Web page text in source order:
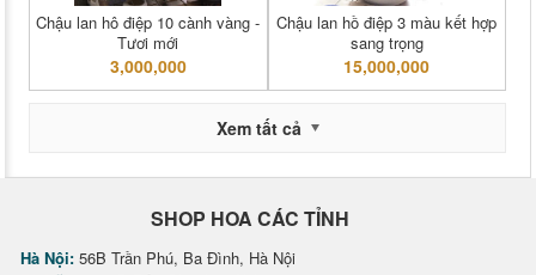
Chậu lan hô điệp 10 cành vàng -
Tươi mới
3,000,000
Chậu lan hồ điệp 3 màu kết hợp
sang trọng
15,000,000
Xem tất cả
SHOP HOA CÁC TỈNH
Hà Nội: 56B Trần Phú, Ba Đình, Hà Nội